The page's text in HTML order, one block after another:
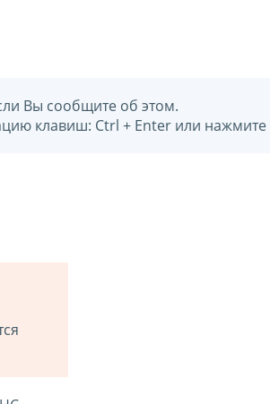
Вы сообщите об этом.
клавиш: Ctrl + Enter или нажмите